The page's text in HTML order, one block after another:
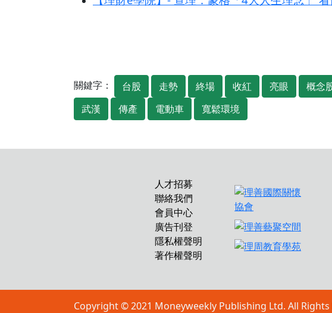
關鍵字： 台股 走勢 終場 收紅 亮眼 概念
武漢
傳產 電動車 寬鬆環境
人才招募
聯絡我們
會員中心
廣告刊登
隱私權聲明
著作權聲明
Copyright © 2021 Moneyweekly Publishing Ltd. All Rights